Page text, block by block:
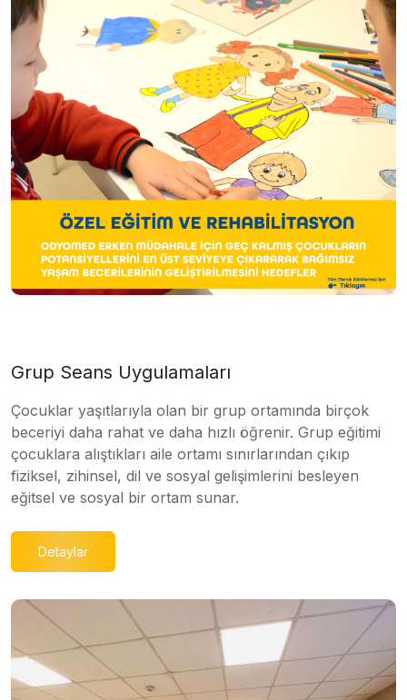
Grup Seans Uygulamaları
Çocuklar yaşıtlarıyla olan bir grup ortamında birçok
beceriyi daha rahat ve daha hızlı öğrenir. Grup eğitimi
çocuklara alıştıkları aile ortamı sınırlarından çıkıp
fiziksel, zihinsel, dil ve sosyal gelişimlerini besleyen
eğitsel ve sosyal bir ortam sunar.
Detaylar